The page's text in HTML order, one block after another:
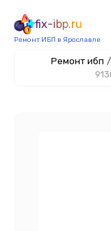
fix-ibp.ru
Ремонт ИБП в Ярославле
Ремонт ибп /